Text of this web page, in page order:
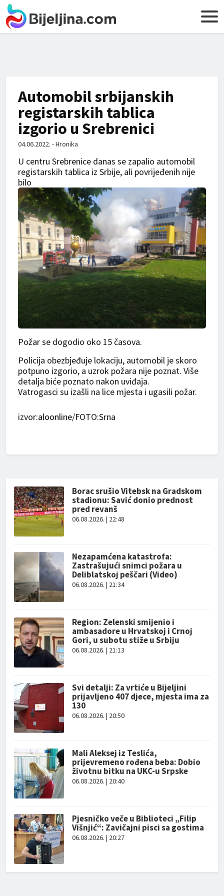
Automobil srbijanskih
registarskih tablica
izgorio u Srebrenici
04.06.2022. - Hronika
U centru Srebrenice danas se zapalio automobil
registarskih tablica iz Srbije, ali povrijeđenih nije
bilo
Požar se dogodio oko 15 časova.
Policija obezbjeđuje lokaciju, automobil je skoro
potpuno izgorio, a uzrok požara nije poznat. Više
detalja biće poznato nakon uviđaja.
Vatrogasci su izašli na lice mjesta i ugasili požar.
izvor:aloonline/FOTO:Srna
Borac srušio Vitebsk na Gradskom
stadionu: Savić donio prednost
pred revanš
06.08.2026. | 22:48
Nezapamćena katastrofa:
Zastrašujući snimci požara u
Deliblatskoj peščari (Video)
06.08.2026. | 21:34
Region: Zelenski smijenio i
ambasadore u Hrvatskoj i Crnoj
Gori, u subotu stiže u Srbiju
06.08.2026. | 21:13
Svi detalji: Za vrtiće u Bijeljini
prijavljeno 407 djece, mjesta ima za
130
06.08.2026. | 20:50
Mali Aleksej iz Teslića,
prijevremeno rođena beba: Dobio
životnu bitku na UKC-u Srpske
06.08.2026. | 20:40
Pjesničko veče u Biblioteci „Filip
Višnjić“: Zavičajni pisci sa gostima
06.08.2026. | 20:27